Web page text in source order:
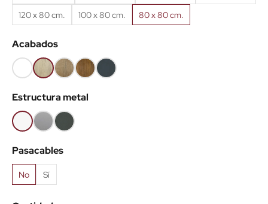
120 x 80 cm.
100 x 80 cm. 80 x 80 cm.
Acabados
Blanco
(EMB)
Roble
claro
(EMB)
Roble
Nuez
(EMB)
Roble
viejo
(EMB)
Antracita
(EMB)
Estructura metal
BlancoGris
aluminio
Antracita
Pasacables
No Sí